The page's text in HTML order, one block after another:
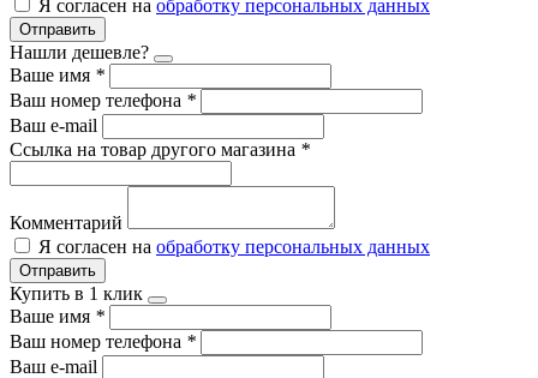
Я согласен на обработку персональных данных
Отправить
Нашли дешевле?
Ваше имя *
Ваш номер телефона *
Ваш e-mail
Ссылка на товар другого магазина *
Комментарий
Я согласен на обработку персональных данных
Отправить
Купить в 1 клик
Ваше имя *
Ваш номер телефона *
Ваш e-mail